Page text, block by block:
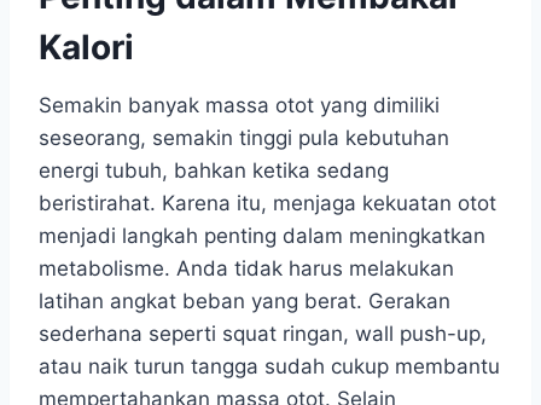
Kalori
Semakin banyak massa otot yang dimiliki
seseorang, semakin tinggi pula kebutuhan
energi tubuh, bahkan ketika sedang
beristirahat. Karena itu, menjaga kekuatan otot
menjadi langkah penting dalam meningkatkan
metabolisme. Anda tidak harus melakukan
latihan angkat beban yang berat. Gerakan
sederhana seperti squat ringan, wall push-up,
atau naik turun tangga sudah cukup membantu
mempertahankan massa otot. Selain